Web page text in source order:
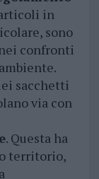
in
sono
confronti
sacchetti
via con
. Questa ha
territorio,